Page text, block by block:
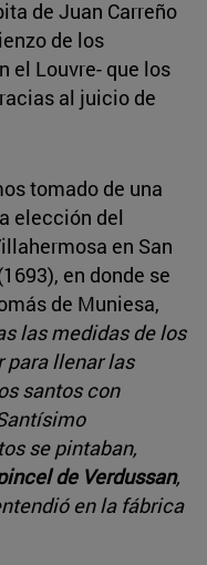
de Juan Carreño
de los
el Louvre- que los
al juicio de
tomado de una
elección del
en San
en donde se
de Muniesa,
las medidas de los
para llenar las
santos con
se pintaban,
de Verdussan,
en la fábrica